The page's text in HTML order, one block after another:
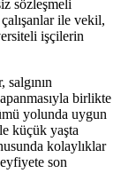
sözleşmeli
ile vekil,
işçilerin
birlikte
yolunda uygun
küçük yaşta
kolaylıklar
son